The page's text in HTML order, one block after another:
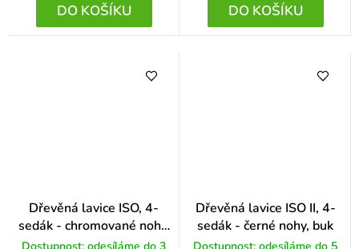
DO KOŠÍKU DO KOŠÍKU
Dřevěná lavice ISO, 4-
sedák - chromované nohy,
buk
Dřevěná lavice ISO II, 4-
sedák - černé nohy, buk